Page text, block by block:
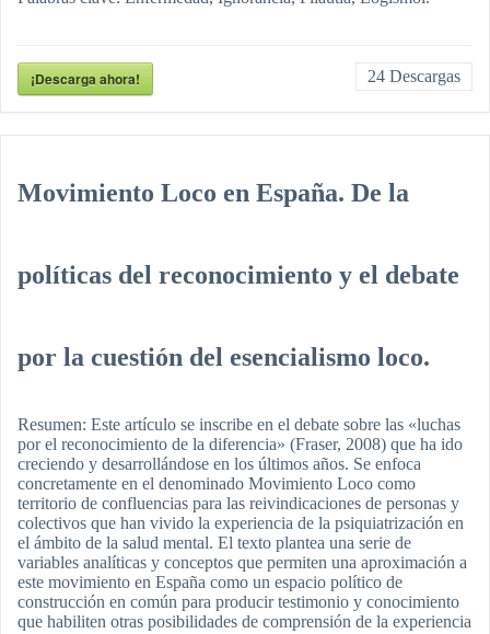
¡Descarga ahora! 24 Descargas
Movimiento Loco en España. De la
políticas del reconocimiento y el debate
por la cuestión del esencialismo loco.
Resumen: Este artículo se inscribe en el debate sobre las «luchas
por el reconocimiento de la diferencia» (Fraser, 2008) que ha ido
creciendo y desarrollándose en los últimos años. Se enfoca
concretamente en el denominado Movimiento Loco como
territorio de confluencias para las reivindicaciones de personas y
colectivos que han vivido la experiencia de la psiquiatrización en
el ámbito de la salud mental. El texto plantea una serie de
variables analíticas y conceptos que permiten una aproximación a
este movimiento en España como un espacio político de
construcción en común para producir testimonio y conocimiento
que habiliten otras posibilidades de comprensión de la experiencia